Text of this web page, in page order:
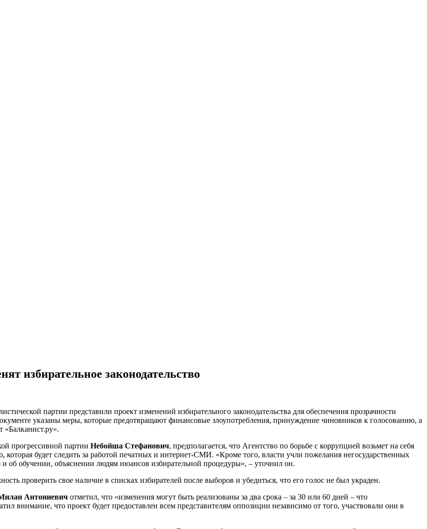
избирательное законодательство
партии представили проект изменений избирательного законодательства для обеспечения прозрачности
указаны меры, которые предотвращают финансовые злоупотребления, принуждение чиновников к голосованию, а
«Балканист.ру».
прогрессивной партии Небойша Стефанович, предполагается, что Агентство по борьбе с коррупцией возьмет на себя
которая будет следить за работой печатных и интернет-СМИ. «Кроме того, власти учли пожелания негосударственных
об обучении, объяснении людям нюансов избирательной процедуры», – уточнил он.
проверить свое наличие в списках избирателей после выборов и убедиться, что его голос не был украден.
Антониевич отметил, что «изменения могут быть реализованы за два срока – за 30 или 60 дней – что
внимание, что проект будет предоставлен всем представителям оппозиции независимо от того, участвовали они в